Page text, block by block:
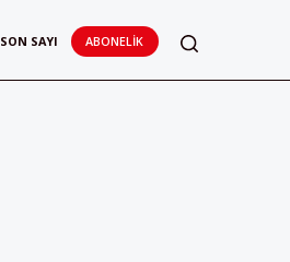
SON SAYI ABONELIK